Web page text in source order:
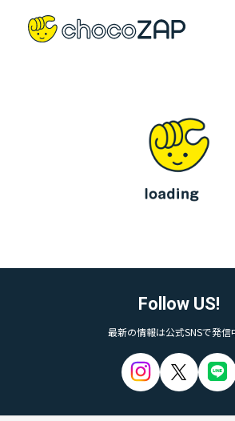
Follow US!
最新の情報は公式SNSで発信